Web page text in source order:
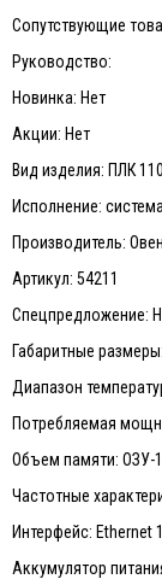
Сопутствующие
Руководство:
Новинка: Нет
Акции: Нет
Вид изделия: ПЛК 110
Исполнение:
Производитель: Овен
Артикул: 54211
Спецпредложение:
Габаритные
Диапазон
Потребляемая
Объем памяти: ОЗУ-
Частотные
Интерфейс: Ethernet
Аккумулятор